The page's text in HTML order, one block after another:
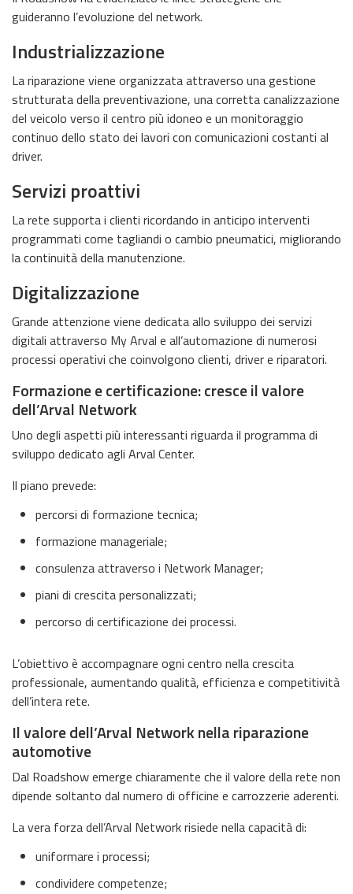
guideranno l’evoluzione del network.
Industrializzazione
La riparazione viene organizzata attraverso una gestione
strutturata della preventivazione, una corretta canalizzazione
del veicolo verso il centro più idoneo e un monitoraggio
continuo dello stato dei lavori con comunicazioni costanti al
driver.
Servizi proattivi
La rete supporta i clienti ricordando in anticipo interventi
programmati come tagliandi o cambio pneumatici, migliorando
la continuità della manutenzione.
Digitalizzazione
Grande attenzione viene dedicata allo sviluppo dei servizi
digitali attraverso My Arval e all’automazione di numerosi
processi operativi che coinvolgono clienti, driver e riparatori.
Formazione e certificazione: cresce il valore
dell’Arval Network
Uno degli aspetti più interessanti riguarda il programma di
sviluppo dedicato agli Arval Center.
Il piano prevede:
percorsi di formazione tecnica;
formazione manageriale;
consulenza attraverso i Network Manager;
piani di crescita personalizzati;
percorso di certificazione dei processi.
L’obiettivo è accompagnare ogni centro nella crescita
professionale, aumentando qualità, efficienza e competitività
dell’intera rete.
Il valore dell’Arval Network nella riparazione
automotive
Dal Roadshow emerge chiaramente che il valore della rete non
dipende soltanto dal numero di officine e carrozzerie aderenti.
La vera forza dell’Arval Network risiede nella capacità di:
uniformare i processi;
condividere competenze;